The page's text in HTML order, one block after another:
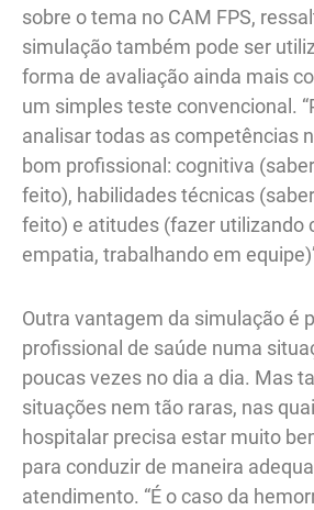
sobre o tema no CAM FPS,
simulação também pode ser
forma de avaliação ainda mais
um simples teste convencional.
analisar todas as competências
bom profissional: cognitiva
feito), habilidades técnicas
feito) e atitudes (fazer utilizando
empatia, trabalhando em
Outra vantagem da simulação é
profissional de saúde numa
poucas vezes no dia a dia. Mas
situações nem tão raras, nas
hospitalar precisa estar muito
para conduzir de maneira
atendimento. “É o caso da